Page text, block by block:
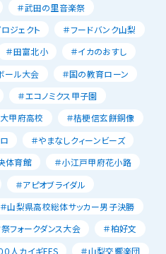
＃武田の里音楽祭
ジェクト
＃フードバンク山梨
＃田富北小
＃イカのおすし
ール大会
＃国の教育ローン
＃エコノミクス甲子園
甲府高校
＃桔梗信玄餅銅像
＃やまなしクィーンビーズ
体育館
＃小江戸甲府花小路
＃アピオブライダル
＃山梨県高校総体サッカー男子決勝
フォークダンス大会
＃柏好文
０人カイギFES ＃山梨交響楽団